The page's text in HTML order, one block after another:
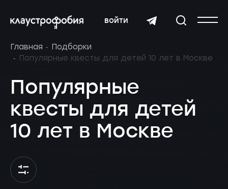
войти
Главная
Подборки
Популярные квесты для детей 10 лет в Москве
Популярные
квесты для детей
10 лет в Москве